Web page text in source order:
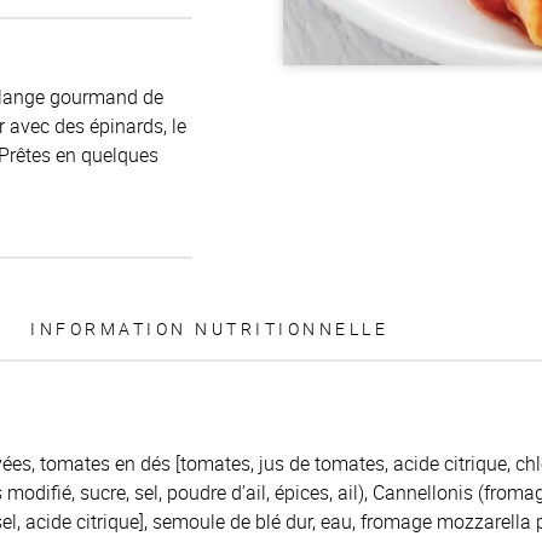
gourmand de
des épinards, le
en quelques
INFORMATION NUTRITIONNELLE
tomates en dés [tomates, jus de tomates, acide citrique,
sucre, sel, poudre d’ail, épices, ail), Cannellonis
acide citrique], semoule de blé dur, eau, fromage